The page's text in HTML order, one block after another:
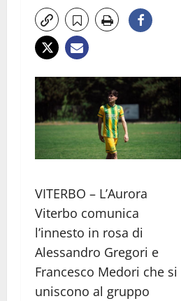
VITERBO – L’Aurora
Viterbo comunica
l’innesto in rosa di
Alessandro Gregori e
Francesco Medori che si
uniscono al gruppo